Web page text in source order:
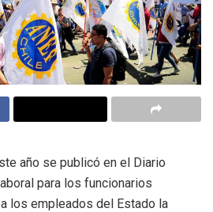
año se publicó en el Diario
para los funcionarios
los empleados del Estado la